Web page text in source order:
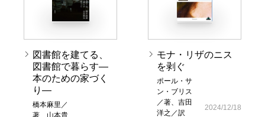
図書館を建てる、
図書館で暮らす―
本のための家づく
り―
橋本麻里／
著、山本貴
モナ・リザのニス
を剥ぐ
ポール・サ
ン・ブリス
／著、吉田
洋之／訳
2024/12/18